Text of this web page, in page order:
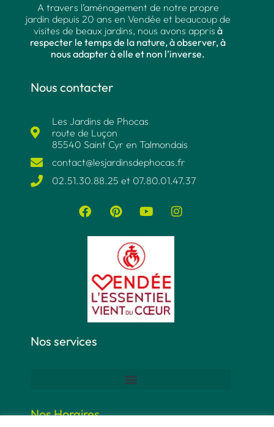
A travers l’aménagement de notre propre
jardin depuis 20 ans en Vendée et beaucoup de
visites de beaux jardins, nous avons appris à
respecter le temps de la nature, à observer, à
nous adapter à elle et non l’inverse.
Nous contacter
Les Jardins de Phocas
route de Luçon
85540 Saint Cyr en Talmondais
contact@lesjardinsdephocas.fr​
02.51.30.88.25 et 07.80.01.47.37​
Nos services
Nos Horaires